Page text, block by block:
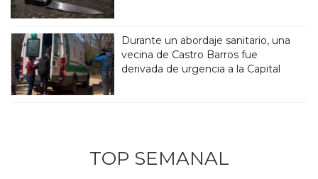
Durante un abordaje sanitario, una
vecina de Castro Barros fue
derivada de urgencia a la Capital
TOP SEMANAL